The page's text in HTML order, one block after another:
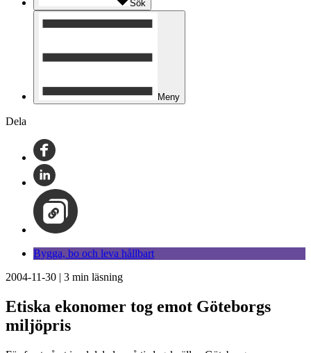
Sök
Meny
Dela
Bygga, bo och leva hållbart
2004-11-30 | 3 min läsning
Etiska ekonomer tog emot Göteborgs
miljöpris